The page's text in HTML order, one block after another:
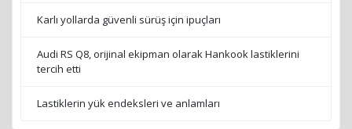
Karlı yollarda güvenli sürüş için ipuçları
Audi RS Q8, orijinal ekipman olarak Hankook lastiklerini
tercih etti
Lastiklerin yük endeksleri ve anlamları